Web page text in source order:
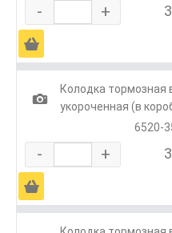
- +
Ä
1
Колодка тормозная
укороченная (в
6520-
- +
Ä